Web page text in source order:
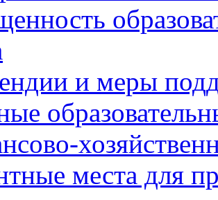
и меры
места для